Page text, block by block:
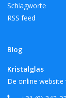
Schlagworte
RSS feed
Blog
Kristalglas
De online